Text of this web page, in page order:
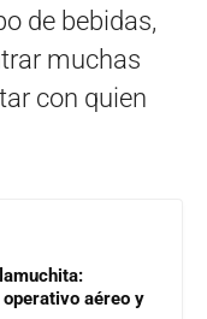
de bebidas,
muchas
con quien
aéreo y